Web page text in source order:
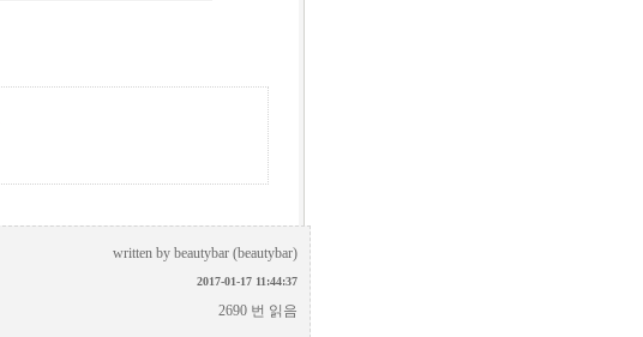
written by beautybar (beautybar)
2017-01-17 11:44:37
2690 번 읽음